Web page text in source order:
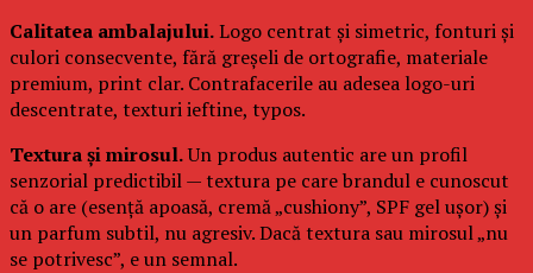
Calitatea ambalajului.Logo centrat și simetric, fonturi și
culori consecvente, fără greșeli de ortografie, materiale
premium, print clar. Contrafacerile au adesea logo-uri
descentrate, texturi ieftine, typos.
Textura și mirosul.Un produs autentic are un profil
senzorial predictibil — textura pe care brandul e cunoscut
că o are (esență apoasă, cremă „cushiony”, SPF gel ușor) și
un parfum subtil, nu agresiv. Dacă textura sau mirosul „nu
se potrivesc”, e un semnal.